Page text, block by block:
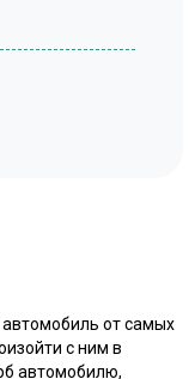
от самых
с ним в
автомобилю,